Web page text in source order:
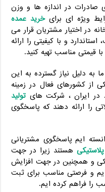
صادرات در اندازه ها و وزن
ویژه ای برایخرید عمده
در اختیار مشتریان قرار می
و با کیفیتی را ارائه
قیمتی مناسب تهیه کنید.
دلیل نیاز گسترده به این
کشورهای فعال در زمینه
در ایران ، شرکت های تولید
را ارائه دهند که پاسخگوی
ایم پاسخگوی مشتریانی
هستند زیرا در جهت
و همچنین در جهت افزایش
و فرصتی مناسب برای ثبت
را فراهم کرده ایم.